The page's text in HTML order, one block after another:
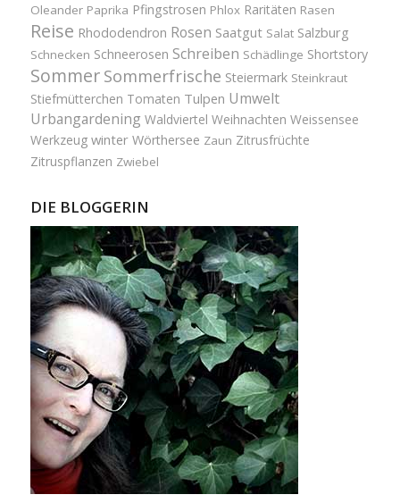
Oleander Paprika Pfingstrosen Phlox Raritäten Rasen
Reise Rhododendron Rosen Saatgut Salat Salzburg
Schnecken Schneerosen Schreiben Schädlinge Shortstory
Sommer Sommerfrische Steiermark Steinkraut
Stiefmütterchen Tomaten Tulpen Umwelt
Urbangardening Waldviertel Weihnachten Weissensee
Werkzeug winter Wörthersee Zaun Zitrusfrüchte
Zitruspflanzen Zwiebel
DIE BLOGGERIN